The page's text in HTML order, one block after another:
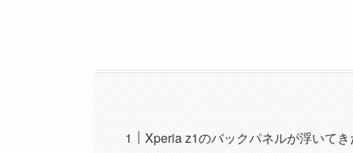
Xperia z1のバックパネルが浮いて